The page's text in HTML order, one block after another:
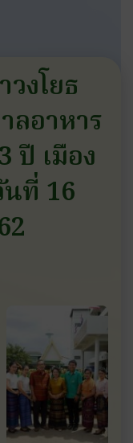
วงโยธ
ลอาหาร
ปี เมือง
ที่ 16